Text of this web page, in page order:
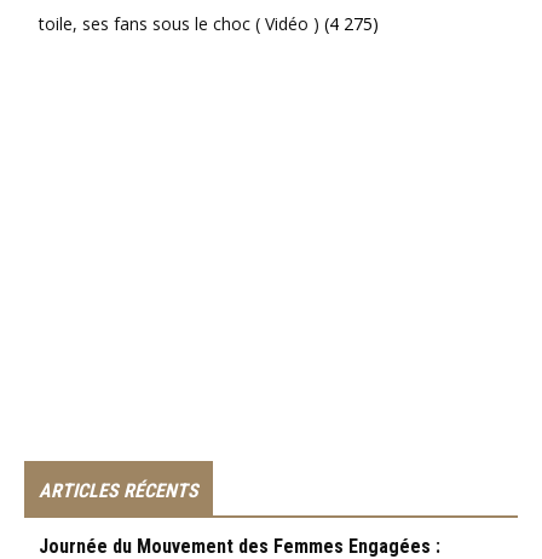
toile, ses fans sous le choc ( Vidéo ) (4 275)
ARTICLES RÉCENTS
Journée du Mouvement des Femmes Engagées :